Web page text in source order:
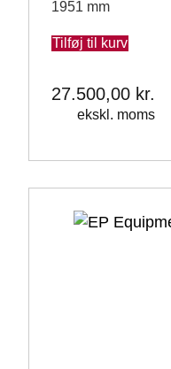
1951 mm
Tilføj til kurv
27.500,00 kr.
ekskl. moms